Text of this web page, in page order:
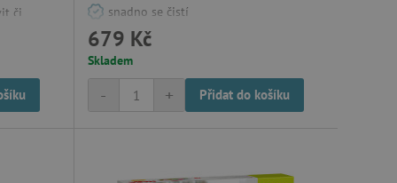
či
snadno se čistí
679 Kč
Skladem
+
- Přidat do košíku
identifikaci zařízení,
aby sledovala používání